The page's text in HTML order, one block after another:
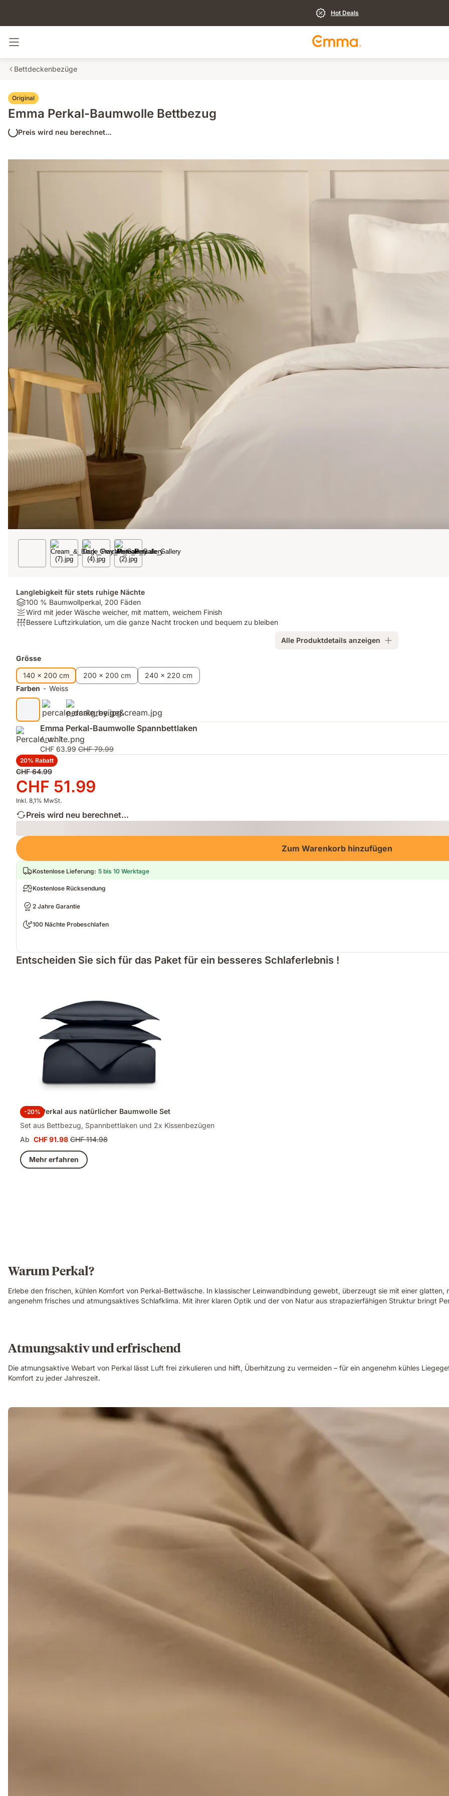
Hot Deals
Bettdeckenbezüge
Original
Emma Perkal-Baumwolle Bettbezug
Preis wird neu berechnet...
Langlebigkeit für stets ruhige Nächte
Material:
100
%
100 % Baumwollperkal, 200 Fäden
Firmness:
Wird
weicher,
mit
mattem,
weichem
Finish
Wird mit jeder Wäsche weicher, mit mattem, weichem Finish
Atmungsaktivität:
die
ganze
Nacht
trocken
und
zu
bleiben
Bessere Luftzirkulation, um die ganze Nacht trocken und bequem zu bleiben
Alle Produktdetails anzeigen
Zusatzprodukte
Grösse
140 x 200 cm
200 x 200 cm
240 x 220 cm
Farben - Weiss
Emma Perkal-Baumwolle Spannbettlaken
Anz.: 1
CHF 63.99 CHF 79.99
20% Rabatt
Ursprünglicher
Preis
CHF 64.99
CHF 64.99
Preis
CHF 51.99
CHF 51.99
Inkl. 8,1% MwSt.
Preis wird neu berechnet...
Loading
Zum Warenkorb hinzufügen
Kostenlose Lieferung: 5 bis 10 Werktage
Kostenlose Rücksendung
2 Jahre Garantie
100 Nächte Probeschlafen
Entscheiden Sie sich für das Paket für ein besseres Schlaferlebnis !
-20%
100% Perkal aus natürlicher Baumwolle Set
Set aus Bettbezug, Spannbettlaken und 2x Kissenbezügen
Ab Preis
CHF 91.98
CHF 91.98 Ursprünglicher
Preis
CHF 114.98
CHF 114.98
Mehr erfahren
Warum Perkal?
Erlebe den frischen, kühlen Komfort von Perkal-Bettwäsche. In klassischer Leinwandbindung gewebt, überzeugt sie mit einer
angenehm frisches und atmungsaktives Schlafklima. Mit ihrer klaren Optik und der von Natur aus strapazierfähigen Struktur bringt
Atmungsaktiv und erfrischend
Die atmungsaktive Webart von Perkal lässt Luft frei zirkulieren und hilft, Überhitzung zu vermeiden – für ein angenehm kühles
Komfort zu jeder Jahreszeit.